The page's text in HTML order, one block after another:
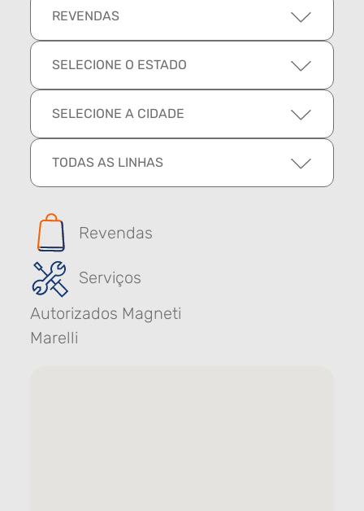
REVENDAS
SELECIONE O ESTADO
SELECIONE A CIDADE
TODAS AS LINHAS
Revendas
Serviços
Autorizados Magneti
Marelli